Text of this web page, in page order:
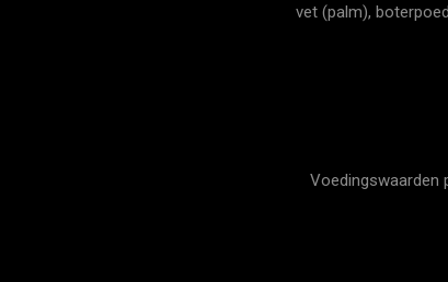
vet (palm),
Voedingswaarden